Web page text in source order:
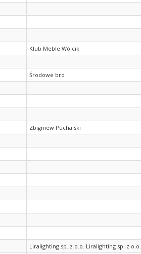
Klub Meble Wójcik
Środowe bro
Zbigniew Puchalski
Liralighting sp. z o.o. Liralighting sp. z o.o.